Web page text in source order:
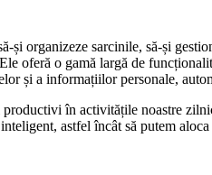
organizeze sarcinile, să-și
oferă o gamă largă de
și a informațiilor personale,
în activitățile noastre
astfel încât să putem